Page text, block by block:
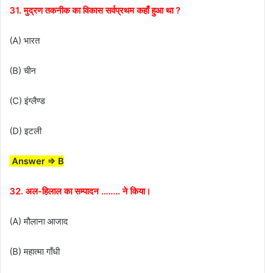
31. मुद्रण तकनीक का विकास सर्वप्रथम कहाँ हुआ था ?
(A) भारत
(B) चीन
(C) इंग्लैण्ड
(D) इटली
Answer ⇒ B
32. अल-हिलाल का सम्पादन …….. ने किया।
(A) मौलाना आजाद
(B) महात्मा गाँधी